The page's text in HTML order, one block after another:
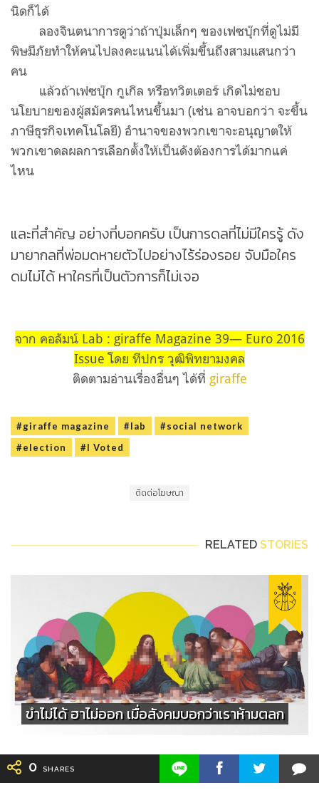
นิดก็ได้
ลองจินตนาการดูว่าถ้าปุ่มเล็กๆ ของเฟซบุ๊กที่ดูไม่มี
พิษมีภัยทำให้คนไปลงคะแนนได้เพิ่มขึ้นถึงสามแสนกว่า
คน
แล้วถ้าเฟซบุ๊ก กูเกิล หรือทวิตเตอร์ เกิดไม่ชอบ
นโยบายของผู้สมัครคนไหนขึ้นมา (เช่น อาจบอกว่า จะขึ้น
ภาษีธุรกิจเทคโนโลยี) อำนาจของพวกเขาจะอนุญาตให้
พวกเขาดลผลการเลือกตั้งให้เป็นดังต้องการได้มากแค่
ไหน
และที่สำคัญ อย่างที่บอกครับ เป็นการดลที่ไม่มีใครรู้ ดัง
มายากลที่พ่อมดหายตัวไปอย่างไร้ร่องรอย จับมือใคร
ดมไม่ได้ หาใครที่เป็นตัวการก็ไม่เจอ
จาก คอลัมน์ Lab : giraffe Magazine 39— Euro 2016
Issue โดย ทีปกร วุฒิพิทยามงคล
ติดตามอ่านเรื่องอื่นๆ ได้ที่ giraffe
#giraffe magazine #lab
#social network
#election
#I Voted
ติดต่อโฆษณา
RELATED STORIES
ขำไม่ได้ ฮาไม่ออก เมื่อสังคมบอกว่าเราห้ามตลก
0 SHARES